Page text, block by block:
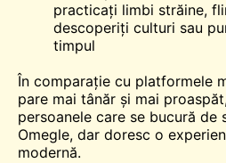
practicați limbi străine,
descoperiți culturi sau
timpul
În comparație cu platformele
pare mai tânăr și mai
persoanele care se bucură de
Omegle, dar doresc o
modernă.